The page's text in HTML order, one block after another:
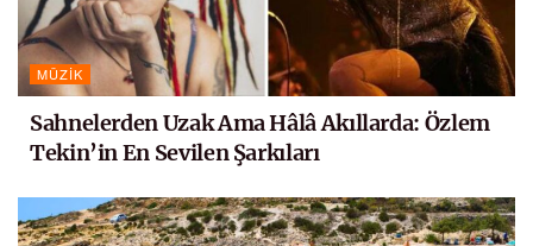
MÜZIK
Sahnelerden Uzak Ama Hâlâ Akıllarda: Özlem
Tekin’in En Sevilen Şarkıları